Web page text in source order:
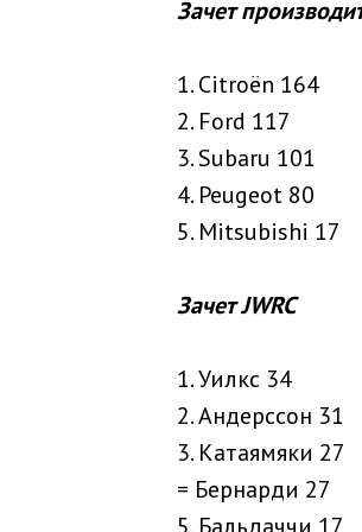
Зачет
1. Citroën 164
2. Ford 117
3. Subaru 101
4. Peugeot 80
5. Mitsubishi 17
Зачет JWRC
1. Уилкс 34
2. Андерссон 31
3. Катаямяки 27
= Бернарди 27